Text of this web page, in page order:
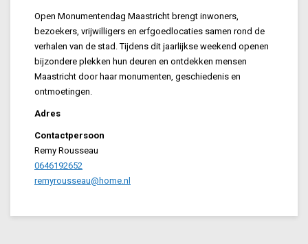
Open Monumentendag Maastricht brengt inwoners,
bezoekers, vrijwilligers en erfgoedlocaties samen rond de
verhalen van de stad. Tijdens dit jaarlijkse weekend openen
bijzondere plekken hun deuren en ontdekken mensen
Maastricht door haar monumenten, geschiedenis en
ontmoetingen.
Adres
Contactpersoon
Remy Rousseau
0646192652
remyrousseau@home.nl